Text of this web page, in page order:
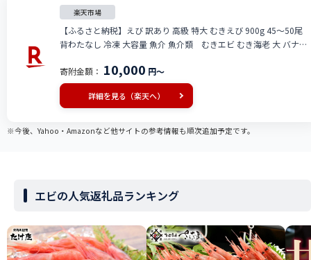
楽天市場
【ふるさと納税】えび 訳あり 高級 特大 むきえび 900g 45～50尾
背わたなし 冷凍 大容量 魚介 魚介類 むきエビ むき海老 大 バナメ
寄附金額： 10,000 円～
詳細を見る（楽天へ）
※今後、Yahoo・Amazonなど他サイトの参考情報も順次追加予定です。
エビの人気返礼品ランキング